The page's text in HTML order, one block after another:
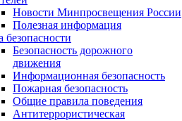
Новости Минпросвещения России
Полезная информация
безопасности
Безопасность дорожного
движения
Информационная безопасность
Пожарная безопасность
Общие правила поведения
Антитеррористическая